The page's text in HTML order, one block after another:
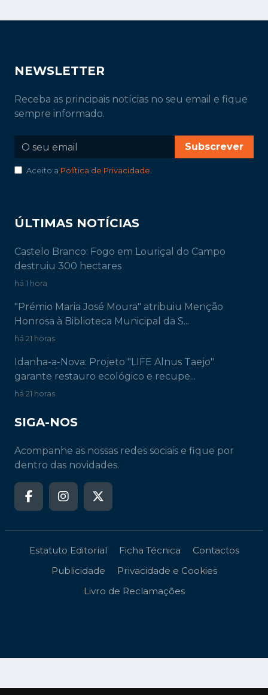
NEWSLETTER
Receba as principais notícias no seu email e fique
sempre informado.
Subscrever
Aceito a Política de Privacidade.
ÚLTIMAS NOTÍCIAS
Castelo Branco: Fogo em Louriçal do Campo
destruiu 300 hectares
há 1 hora
"Prémio Maria José Moura" atribuiu Menção
Honrosa à Biblioteca Municipal da S...
há 21 horas
Idanha-a-Nova: Projeto "LIFE Alnus Taejo"
garante restauro ecológico e recupe...
há 21 horas
SIGA-NOS
Acompanhe as nossas redes sociais e fique por
dentro das novidades.
Estatuto Editorial Ficha Técnica
Contactos
Publicidade
Privacidade e Cookies
Livro de Reclamações